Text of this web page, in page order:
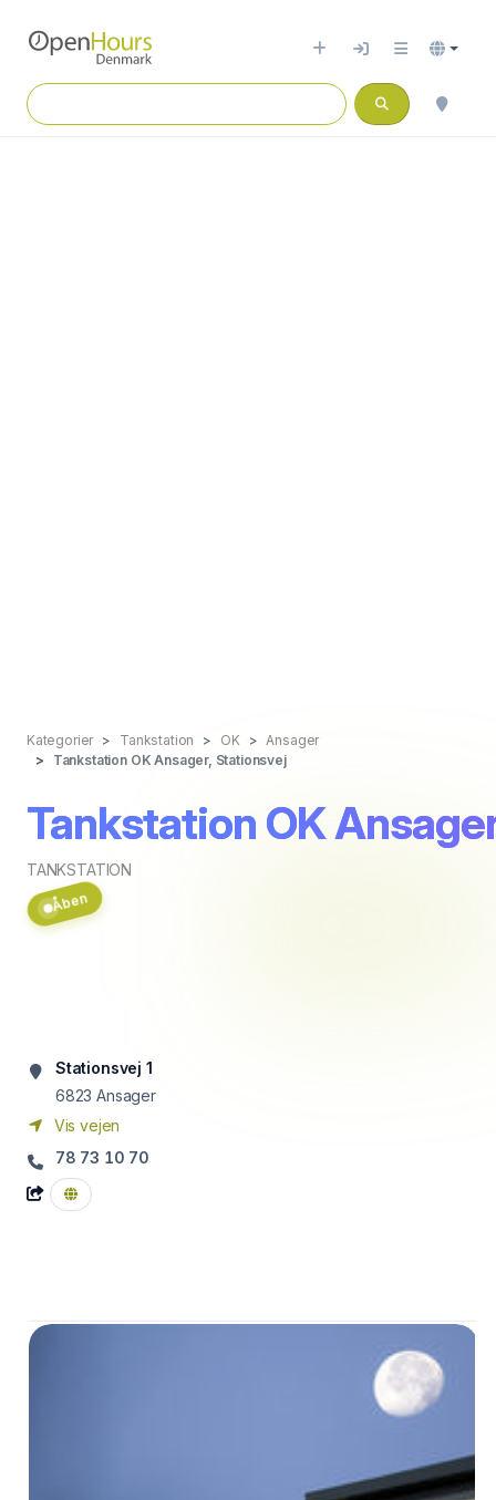
Kategorier Tankstation OK
Ansager
Tankstation OK Ansager, Stationsvej
Tankstation OK
TANKSTATION
Åben
Stationsvej 1
6823 Ansager
Vis vejen
78 73 10 70